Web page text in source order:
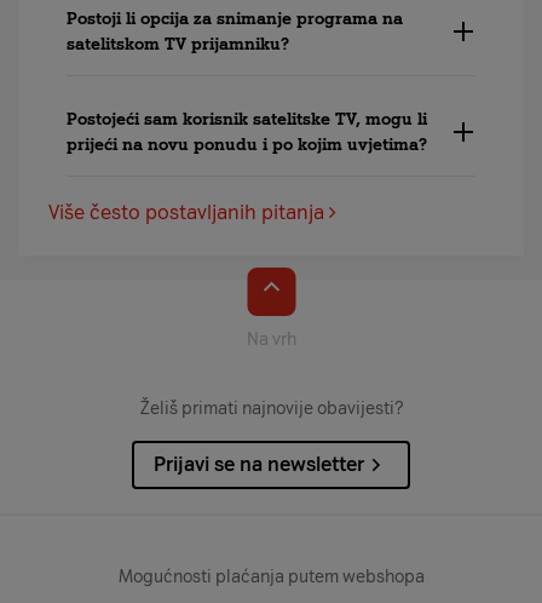
Postoji li opcija za snimanje programa na
satelitskom TV prijamniku?
Postojeći sam korisnik satelitske TV, mogu li
prijeći na novu ponudu i po kojim uvjetima?
Više često postavljanih pitanja
Na vrh
Želiš primati najnovije obavijesti?
Prijavi se na newsletter
Mogućnosti plaćanja putem webshopa